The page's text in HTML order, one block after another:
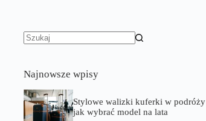
Najnowsze wpisy
Stylowe walizki kuferki w
jak wybrać model na lata